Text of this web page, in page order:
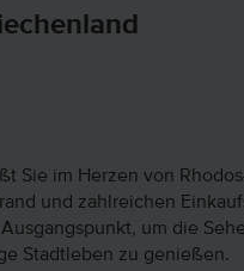
Sie im Herzen von
und zahlreichen
um die
Stadtleben zu genießen.